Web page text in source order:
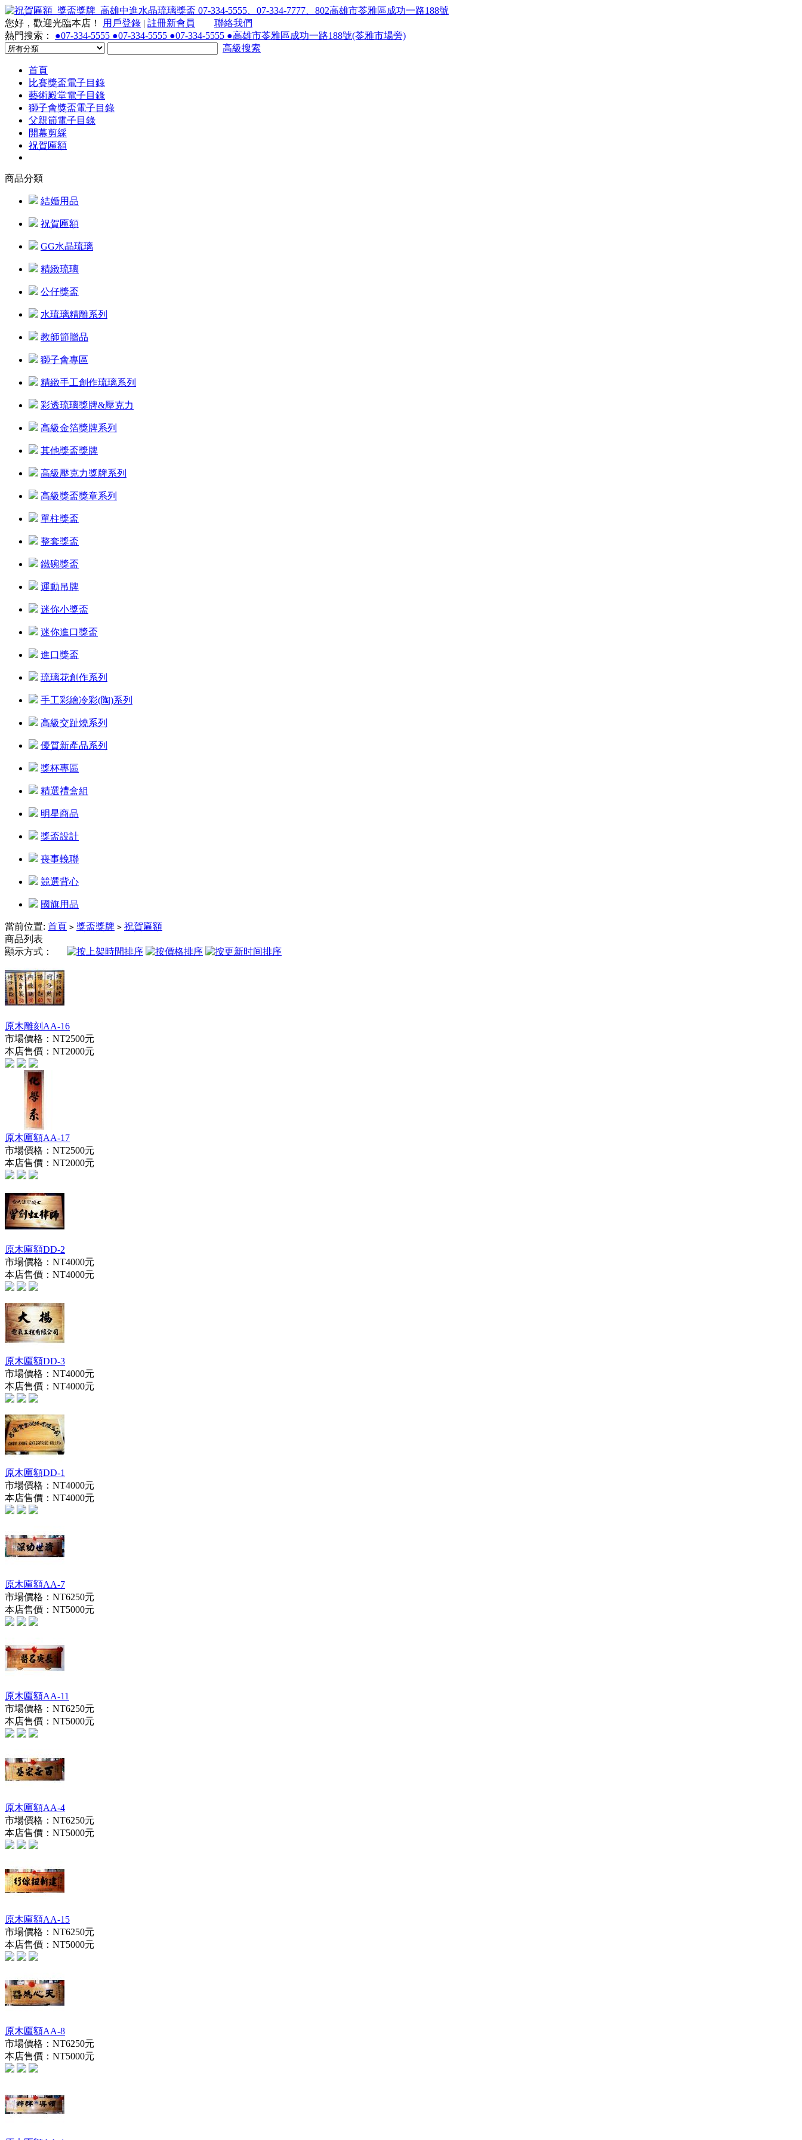
您好，歡迎光臨本店！ 用戶登錄 | 註冊新會員
聯絡我們
熱門搜索： ●07-334-5555 ●07-334-5555 ●07-334-5555 ●高雄市苓雅區成功一路188號(苓雅市場旁)
高級搜索
首頁
比賽獎盃電子目錄
藝術殿堂電子目錄
獅子會獎盃電子目錄
父親節電子目錄
開幕剪綵
祝賀匾額
商品分類
結婚用品
祝賀匾額
GG水晶琉璃
精緻琉璃
公仔獎盃
水琉璃精雕系列
教師節贈品
獅子會專區
精緻手工創作琉璃系列
彩透琉璃獎牌&壓克力
高級金箔獎牌系列
其他獎盃獎牌
高級壓克力獎牌系列
高級獎盃獎章系列
單柱獎盃
整套獎盃
鐵碗獎盃
運動吊牌
迷你小獎盃
迷你進口獎盃
進口獎盃
琉璃花創作系列
手工彩繪冷彩(陶)系列
高級交趾燒系列
優質新產品系列
獎杯專區
精選禮盒組
明星商品
獎盃設計
喪事輓聯
競選背心
國旗用品
當前位置: 首頁 > 獎盃獎牌 > 祝賀匾額
商品列表
顯示方式：
原木雕刻AA-16
市場價格： NT2500元
本店售價： NT2000元
原木匾額AA-17
市場價格： NT2500元
本店售價： NT2000元
原木匾額DD-2
市場價格： NT4000元
本店售價： NT4000元
原木匾額DD-3
市場價格： NT4000元
本店售價： NT4000元
原木匾額DD-1
市場價格： NT4000元
本店售價： NT4000元
原木匾額AA-7
市場價格： NT6250元
本店售價： NT5000元
原木匾額AA-11
市場價格： NT6250元
本店售價： NT5000元
原木匾額AA-4
市場價格： NT6250元
本店售價： NT5000元
原木匾額AA-15
市場價格： NT6250元
本店售價： NT5000元
原木匾額AA-8
市場價格： NT6250元
本店售價： NT5000元